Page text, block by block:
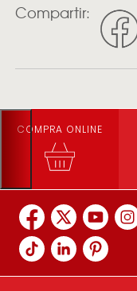
Compartir:
COMPRA ONLINE